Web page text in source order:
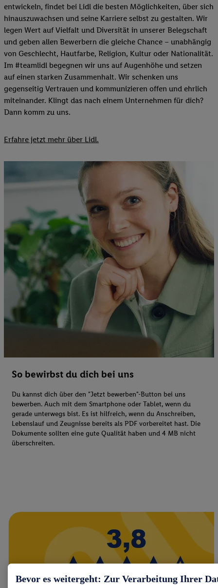
entwickeln, findet bei Lidl die besten Möglichkeiten, über sich
hinauszuwachsen und seine Karriere selbst zu gestalten. Wir
legen Wert auf Vielfalt und Diversität in unserer Belegschaft
und geben allen Bewerbern die gleiche Chance – unabhängig
von Geschlecht, Hautfarbe, Religion, Kultur oder Nationalität.
Im #teamlidl begegnen wir uns auf Augenhöhe und setzen
auf einen starken Zusammenhalt. Wir schenken uns
gegenseitig Vertrauen und kommunizieren offen und ehrlich
miteinander. Klingt das nach einem Unternehmen für dich?
Dann komm zu uns.​
Erfahre jetzt mehr über Lidl.
So bewirbst du dich bei uns
Du kannst dich über den "Jetzt bewerben"-Button bei uns
bewerben. Auch mit dem Smartphone oder Tablet, wenn du
gerade unterwegs bist. Es ist hilfreich, wenn du Anschreiben,
Lebenslauf und Zeugnisse bereits als PDF vorbereitet hast. Die
Dokumente sollten eine gute Qualität haben und 4 MB nicht
überschreiten.
Bevor es weitergeht: Zur Verarbeitung Ihrer